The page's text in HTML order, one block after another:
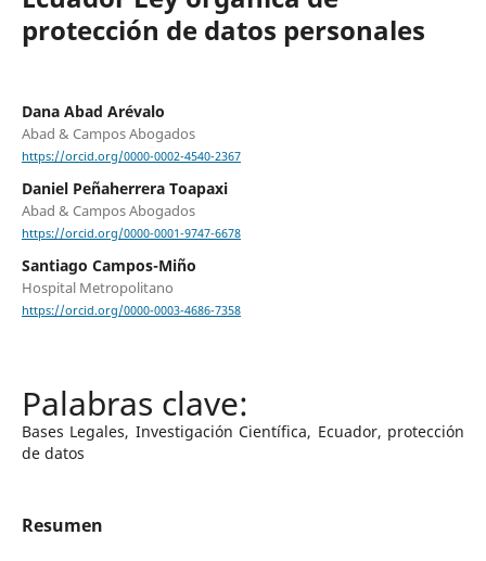
protección de datos personales
Dana Abad Arévalo
Abad & Campos Abogados
https://orcid.org/0000-0002-4540-2367
Daniel Peñaherrera Toapaxi
Abad & Campos Abogados
https://orcid.org/0000-0001-9747-6678
Santiago Campos-Miño
Hospital Metropolitano
https://orcid.org/0000-0003-4686-7358
Bases Legales, Investigación Científica, Ecuador, protección
de datos
Resumen